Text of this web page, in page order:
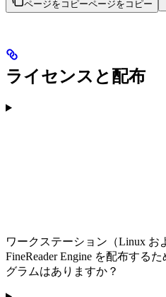
ページをコピーページをコピー
ライセンスと配布
ワークステーション（Linux お
FineReader Engine を配布する
グラムはありますか？